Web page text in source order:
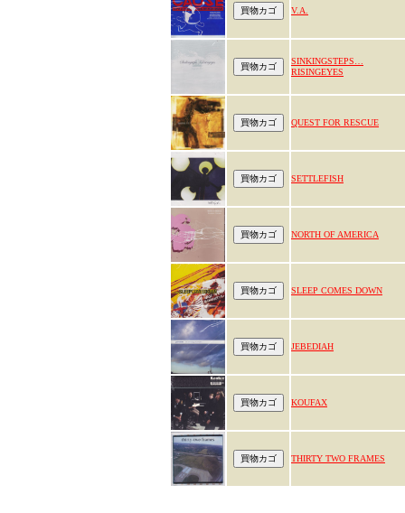
V.A.
SINKINGSTEPS…
RISINGEYES
QUEST FOR RESCUE
SETTLEFISH
NORTH OF AMERICA
SLEEP COMES DOWN
JEBEDIAH
KOUFAX
THIRTY TWO FRAMES